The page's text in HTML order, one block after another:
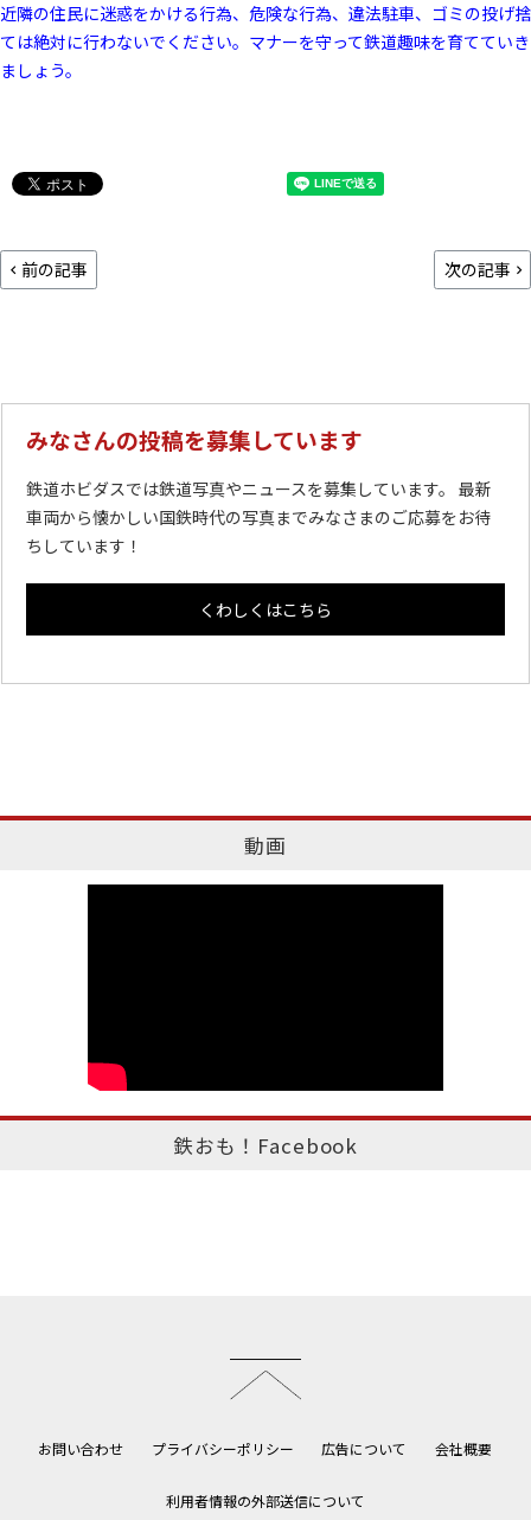
近隣の住民に迷惑をかける行為、危険な行為、違法駐車、ゴミの投げ捨
ては絶対に行わないでください。マナーを守って鉄道趣味を育てていき
ましょう。
前の記事 次の記事
みなさんの投稿を募集しています
鉄道ホビダスでは鉄道写真やニュースを募集しています。 最新
車両から懐かしい国鉄時代の写真までみなさまのご応募をお待
ちしています！
くわしくはこちら
動画
鉄おも！Facebook
お問い合わせ プライバシーポリシー 広告について 会社概要
利用者情報の外部送信について